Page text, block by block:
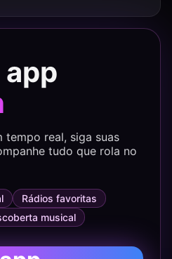
app
tempo real, siga suas
tudo que rola no
Rádios favoritas
musical